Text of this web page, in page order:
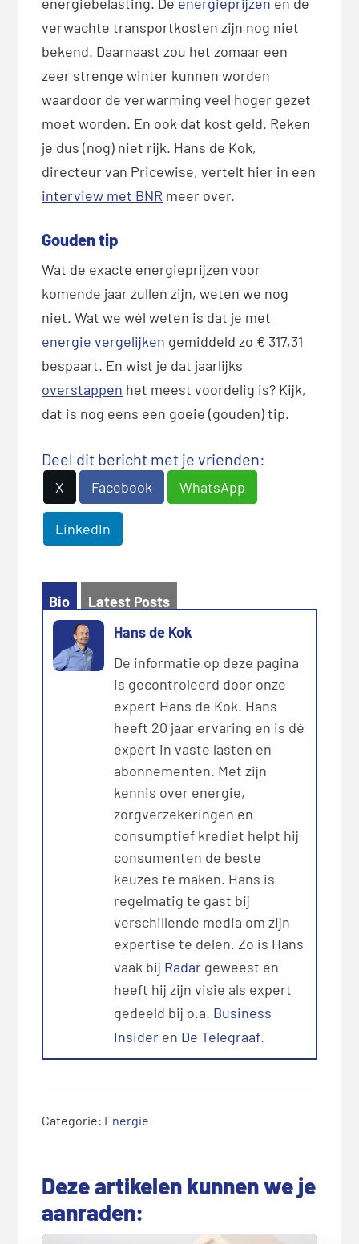
verwachte transportkosten zijn nog niet
bekend. Daarnaast zou het zomaar een
zeer strenge winter kunnen worden
waardoor de verwarming veel hoger gezet
moet worden. En ook dat kost geld. Reken
je dus (nog) niet rijk. Hans de Kok,
directeur van Pricewise, vertelt hier in een
interview met BNR meer over.
Gouden tip
Wat de exacte energieprijzen voor
komende jaar zullen zijn, weten we nog
niet. Wat we wél weten is dat je met
energie vergelijken gemiddeld zo € 317,31
bespaart. En wist je dat jaarlijks
overstappen het meest voordelig is? Kijk,
dat is nog eens een goeie (gouden) tip.
Deel dit bericht met je vrienden:
X Facebook WhatsApp
LinkedIn
Bio
Latest Posts
Hans de Kok
De informatie op deze pagina
is gecontroleerd door onze
expert Hans de Kok. Hans
heeft 20 jaar ervaring en is dé
expert in vaste lasten en
abonnementen. Met zijn
kennis over energie,
zorgverzekeringen en
consumptief krediet helpt hij
consumenten de beste
keuzes te maken. Hans is
regelmatig te gast bij
verschillende media om zijn
expertise te delen. Zo is Hans
vaak bij Radar geweest en
heeft hij zijn visie als expert
gedeeld bij o.a. Business
Insider en De Telegraaf.
Categorie: Energie
Deze artikelen kunnen we je
aanraden: